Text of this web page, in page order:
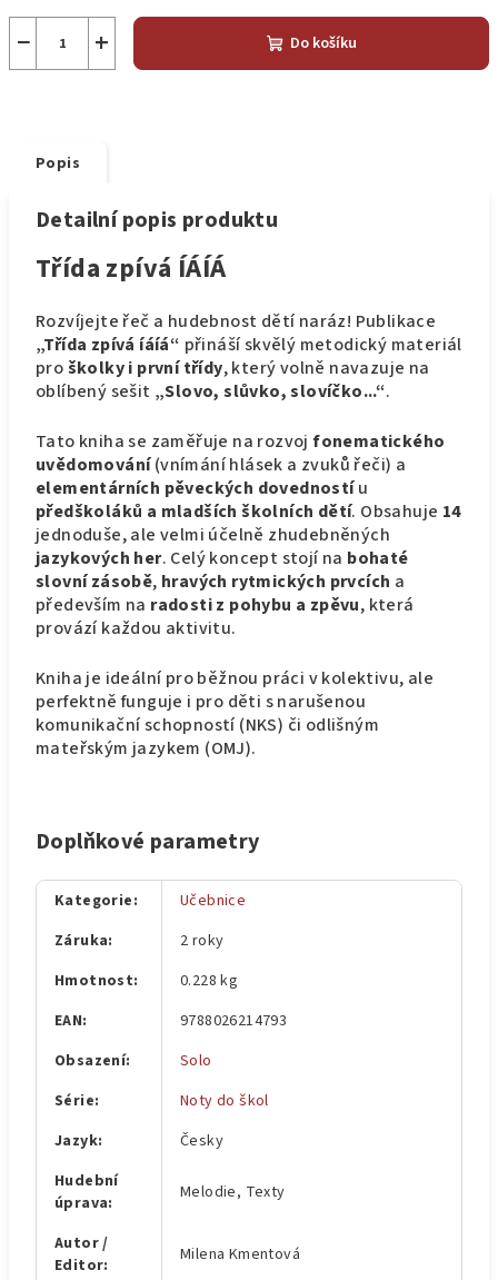
+
− Do košíku
Popis
Detailní popis produktu
Třída zpívá ÍÁÍÁ
Rozvíjejte řeč a hudebnost dětí naráz! Publikace
„Třída zpívá íáíá“ přináší skvělý metodický materiál
proškolky i první třídy, který volně navazuje na
oblíbený sešit „Slovo, slůvko, slovíčko...“.
Tato kniha se zaměřuje na rozvojfonematického
uvědomování(vnímání hlásek a zvuků řeči) a
elementárních pěveckých dovednostíu
předškoláků a mladších školních dětí. Obsahuje 14
jednoduše, ale velmi účelně zhudebněných
jazykových her. Celý koncept stojí na bohaté
slovní zásobě, hravých rytmických prvcích a
především na radosti z pohybu a zpěvu, která
provází každou aktivitu.
Kniha je ideální pro běžnou práci v kolektivu, ale
perfektně funguje i pro děti s narušenou
komunikační schopností (NKS) či odlišným
mateřským jazykem (OMJ).
Doplňkové parametry
Kategorie:
Učebnice
Záruka:
2 roky
Hmotnost:
0.228 kg
EAN:
9788026214793
Obsazení:
Solo
Série:
Noty do škol
Jazyk:
Česky
Hudební
úprava: Melodie, Texty
Autor /
Editor: Milena Kmentová